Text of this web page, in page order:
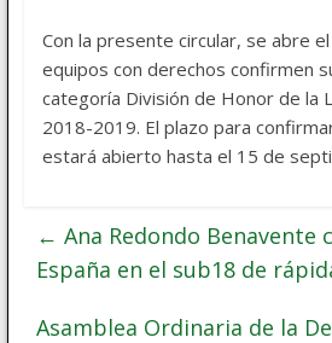
Con la presente circular, se abre
equipos con derechos confirmen
categoría División de Honor de la
2018-2019. El plazo para
estará abierto hasta el 15 de
← Ana Redondo Benavente
España en el sub18 de
Asamblea Ordinaria de la